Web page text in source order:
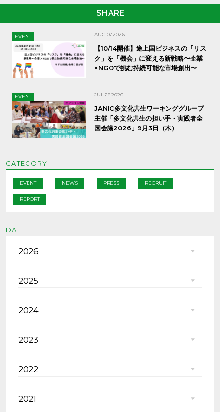
SHARE
EVENT AUG.07.2026
【10/14開催】途上国ビジネスの「リス
ク」を「機会」に変える新戦略〜企業
×NGOで挑む持続可能な市場創出〜
EVENT JUL.28.2026
JANIC多文化共生ワーキンググループ
主催「多文化共生の担い手・実践者全
国会議2026」9月3日（木）
CATEGORY
EVENT NEWS PRESS RECRUIT
REPORT
DATE
2026
2025
2024
2023
2022
2021